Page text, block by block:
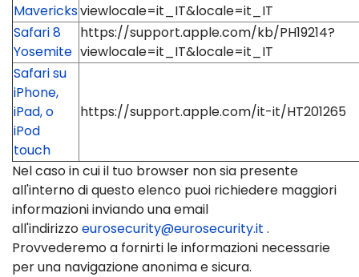
Mavericksviewlocale=it_IT&locale=it_IT
Safari 8
Yosemite
https://support.apple.com/kb/PH19214?
viewlocale=it_IT&locale=it_IT
Safari su
iPhone,
iPad, o
iPod
touch
https://support.apple.com/it-it/HT201265
Nel caso in cui il tuo browser non sia presente
all'interno di questo elenco puoi richiedere maggiori
informazioni inviando una email
all'indirizzoeurosecurity@eurosecurity.it .
Provvederemo a fornirti le informazioni necessarie
per una navigazione anonima e sicura.